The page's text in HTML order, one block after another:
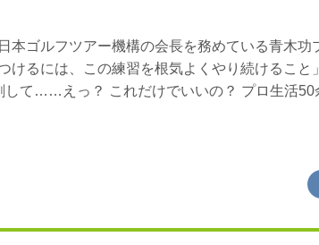
本ゴルフツアー機構の会長を務めている青木功
けるには、この練習を根気よくやり続けること
して……えっ？ これだけでいいの？ プロ生活50